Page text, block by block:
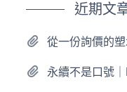
近期文
從一份詢價的
永續不是口號